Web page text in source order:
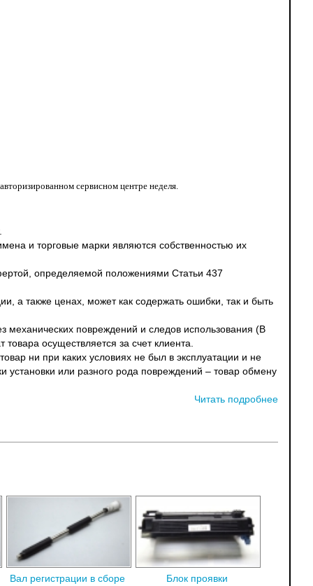
сервисном центре неделя.
и торговые марки являются собственностью их
определяемой положениями Статьи 437
а также ценах, может как содержать ошибки, так и быть
механических повреждений и следов использования (В
товара осуществляется за счет клиента.
ни при каких условиях не был в эксплуатации и не
установки или разного рода повреждений – товар обмену
Читать подробнее
Вал регистрации в сборе
Блок проявки